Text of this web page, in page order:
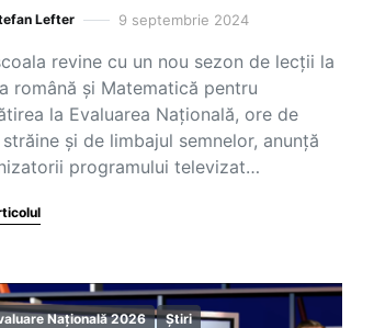
Lefter 9 septembrie 2024
revine cu un nou sezon de lecții la
română și Matematică pentru
la Evaluarea Națională, ore de
și de limbajul semnelor, anunță
programului televizat…
Națională 2026 Știri